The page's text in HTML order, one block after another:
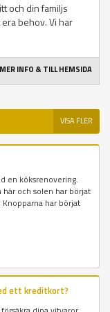
och din familjs
behov. Vi har
MER INFO & TILL HEMSIDA
VISA FLER
en köksrenovering.
här och solen har börjat
har börjat
ett kreditkort?